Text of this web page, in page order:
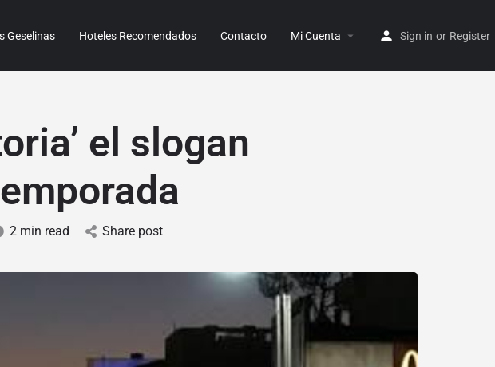
Geselinas Hoteles Recomendados Contacto Mi Cuenta Sign in or Register
el slogan
2 min read Share post